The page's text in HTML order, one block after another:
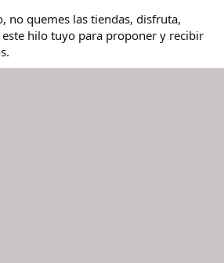
no quemes las tiendas, disfruta,
hilo tuyo para proponer y recibir